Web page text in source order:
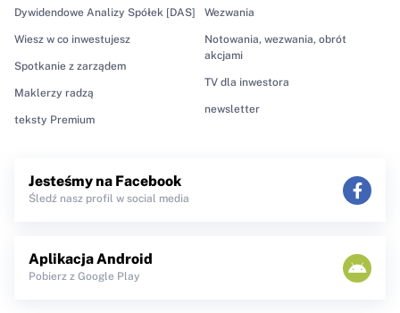
Dywidendowe Analizy Spółek [DAS]
Wiesz w co inwestujesz
Spotkanie z zarządem
Maklerzy radzą
teksty Premium
Wezwania
Notowania, wezwania, obrót
akcjami
TV dla inwestora
newsletter
Jesteśmy na Facebook
Śledź nasz profil w social media
Aplikacja Android
Pobierz z Google Play